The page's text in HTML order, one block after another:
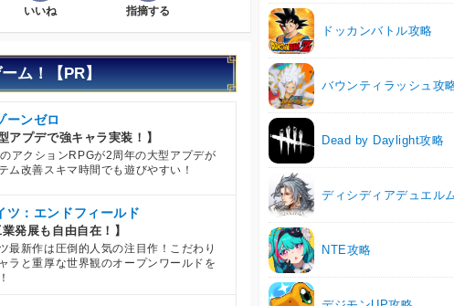
いいね 指摘する
ム！【PR】
ーンゼロ
アプデで強キャラ実装！】
アクションRPGが2周年の大型アプデが
ム改善スキマ時間でも遊びやすい！
ツ：エンドフィールド
業発展も自由自在！】
最新作は圧倒的人気の注目作！こだわり
ラと重厚な世界観のオープンワールドを
ドッカンバトル攻略
バウンティラッシュ攻
Dead by Daylight攻略
ディシディアデュエル
NTE攻略